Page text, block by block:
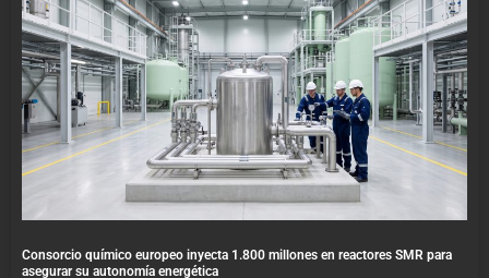
Consorcio químico europeo inyecta 1.800 millones en reactores SMR para
asegurar su autonomía energética